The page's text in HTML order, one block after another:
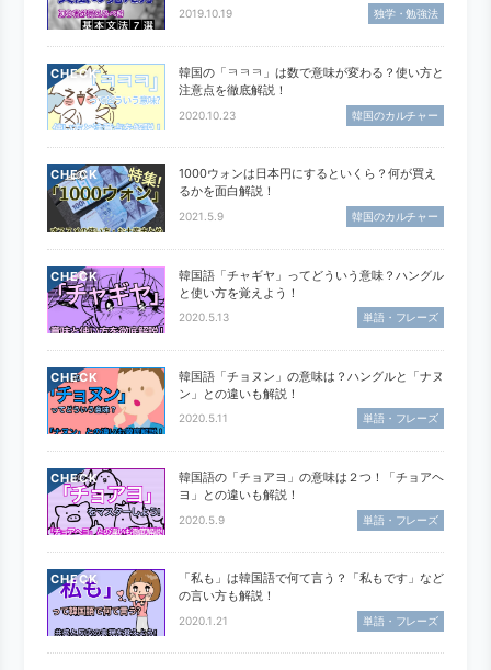
2019.10.19 独学・勉強法
CHECK
韓国の「ㅋㅋㅋ」は数で意味が変わる？使い方と
注意点を徹底解説！
2020.10.23 韓国のカルチャー
CHECK
1000ウォンは日本円にするといくら？何が買え
るかを面白解説！
2021.5.9 韓国のカルチャー
CHECK
韓国語「チャギヤ」ってどういう意味？ハングル
と使い方を覚えよう！
2020.5.13 単語・フレーズ
CHECK
韓国語「チョヌン」の意味は？ハングルと「ナヌ
ン」との違いも解説！
2020.5.11 単語・フレーズ
CHECK
韓国語の「チョアヨ」の意味は２つ！「チョアヘ
ヨ」との違いも解説！
2020.5.9 単語・フレーズ
CHECK
「私も」は韓国語で何て言う？「私もです」など
の言い方も解説！
2020.1.21 単語・フレーズ